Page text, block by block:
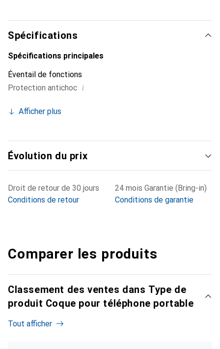
constitue toujours un bon choix pour le client exigeant.
Spécifications
Spécifications principales
Éventail de fonctions
Protection antichoc i
Afficher plus
Évolution du prix
Droit de retour de 30 jours
Conditions de retour
24 mois Garantie (Bring-in)
Conditions de garantie
Comparer les produits
Classement des ventes dans Type de
produit Coque pour téléphone portable
Tout afficher